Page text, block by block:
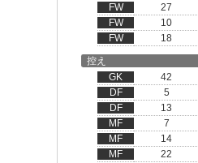
FW
27
FW
10
FW
18
控え
GK
42
DF
5
DF
13
MF
7
MF
14
MF
22